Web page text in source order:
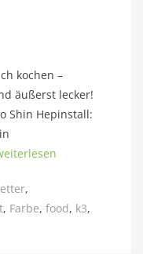
kochen –
äußerst lecker!
Shin Hepinstall:
,
, Farbe, food, k3,